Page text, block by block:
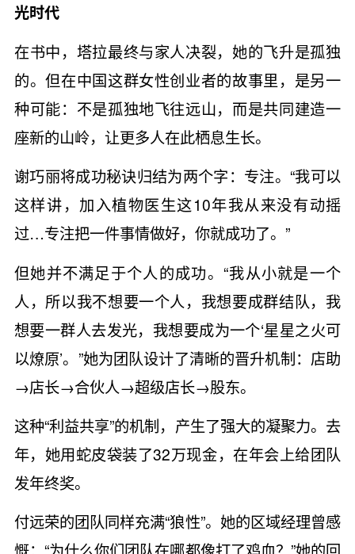
光时代
在书中，塔拉最终与家人决裂，她的飞升是孤独
的。但在中国这群女性创业者的故事里，是另一
种可能：不是孤独地飞往远山，而是共同建造一
座新的山岭，让更多人在此栖息生长。
谢巧丽将成功秘诀归结为两个字：专注。“我可以
这样讲，加入植物医生这10年我从来没有动摇
过…专注把一件事情做好，你就成功了。”
但她并不满足于个人的成功。“我从小就是一个
人，所以我不想要一个人，我想要成群结队，我
想要一群人去发光，我想要成为一个‘星星之火可
以燎原’。”她为团队设计了清晰的晋升机制：店助
→店长→合伙人→超级店长→股东。
这种“利益共享”的机制，产生了强大的凝聚力。去
年，她用蛇皮袋装了32万现金，在年会上给团队
发年终奖。
付远荣的团队同样充满“狼性”。她的区域经理曾感